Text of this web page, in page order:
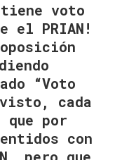
voto
el PRIAN!
“Voto
cada
que por
con